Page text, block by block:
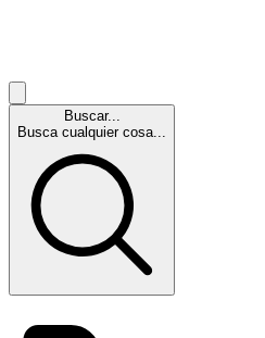
Buscar...
Busca cualquier cosa...